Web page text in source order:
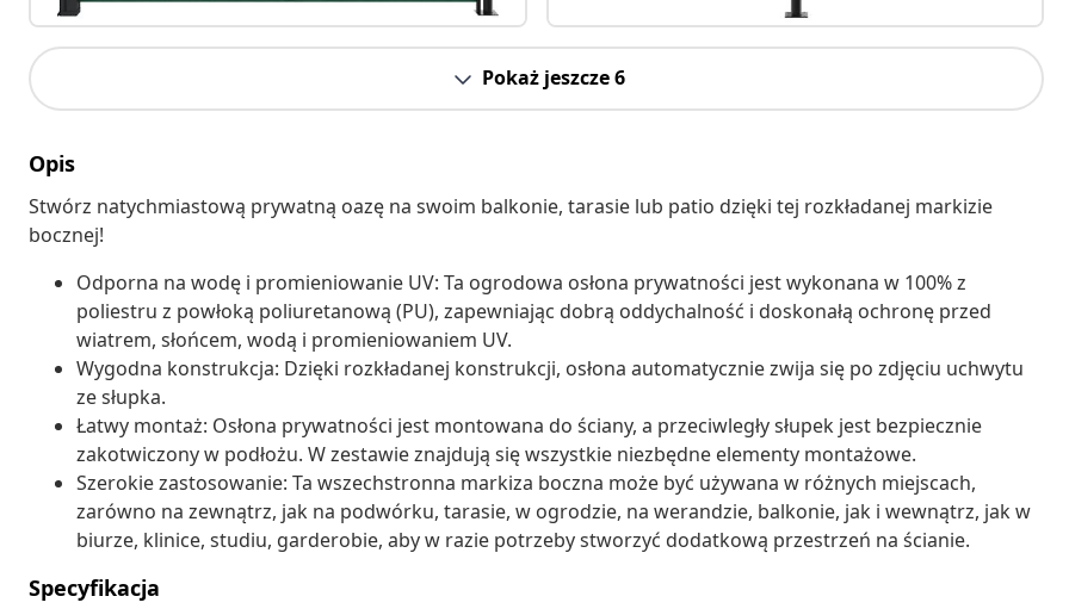
Pokaż jeszcze 6
Opis
Stwórz natychmiastową prywatną oazę na swoim balkonie, tarasie lub patio dzięki tej rozkładanej markizie
bocznej!
Odporna na wodę i promieniowanie UV: Ta ogrodowa osłona prywatności jest wykonana w 100% z
poliestru z powłoką poliuretanową (PU), zapewniając dobrą oddychalność i doskonałą ochronę przed
wiatrem, słońcem, wodą i promieniowaniem UV.
Wygodna konstrukcja: Dzięki rozkładanej konstrukcji, osłona automatycznie zwija się po zdjęciu uchwytu
ze słupka.
Łatwy montaż: Osłona prywatności jest montowana do ściany, a przeciwległy słupek jest bezpiecznie
zakotwiczony w podłożu. W zestawie znajdują się wszystkie niezbędne elementy montażowe.
Szerokie zastosowanie: Ta wszechstronna markiza boczna może być używana w różnych miejscach,
zarówno na zewnątrz, jak na podwórku, tarasie, w ogrodzie, na werandzie, balkonie, jak i wewnątrz, jak w
biurze, klinice, studiu, garderobie, aby w razie potrzeby stworzyć dodatkową przestrzeń na ścianie.
Specyfikacja